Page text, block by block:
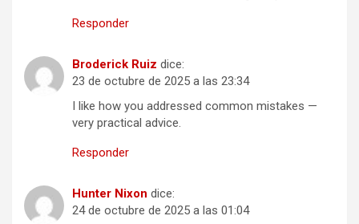
Responder
Broderick Ruiz dice:
23 de octubre de 2025 a las 23:34
I like how you addressed common mistakes —
very practical advice.
Responder
Hunter Nixon dice:
24 de octubre de 2025 a las 01:04